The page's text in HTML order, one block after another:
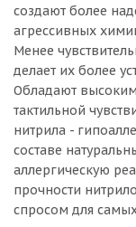
создают более
агрессивных
Менее
делает их более
Обладают
тактильной
нитрила -
составе
аллергическую
прочности
спросом для